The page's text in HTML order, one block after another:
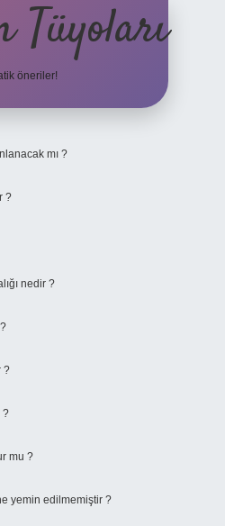
Tüyoları
öneriler!
mı ?
?
nedir ?
?
?
mu ?
yemin edilmemiştir ?